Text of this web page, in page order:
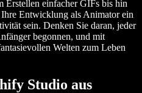
Erstellen einfacher GIFs bis hin
Entwicklung als Animator ein
sein. Denken Sie daran, jeder
begonnen, und mit
Welten zum Leben
Studio aus